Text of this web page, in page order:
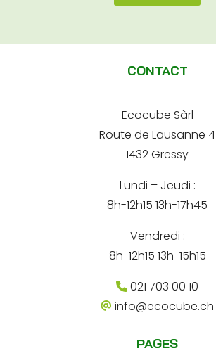
r
-
CONTACT
Ecocube Sàrl
Route de Lausanne 4
1432 Gressy
Lundi – Jeudi :
8h-12h15 13h-17h45
Vendredi :
8h-12h15 13h-15h15
021 703 00 10
info@ecocube.ch
PAGES